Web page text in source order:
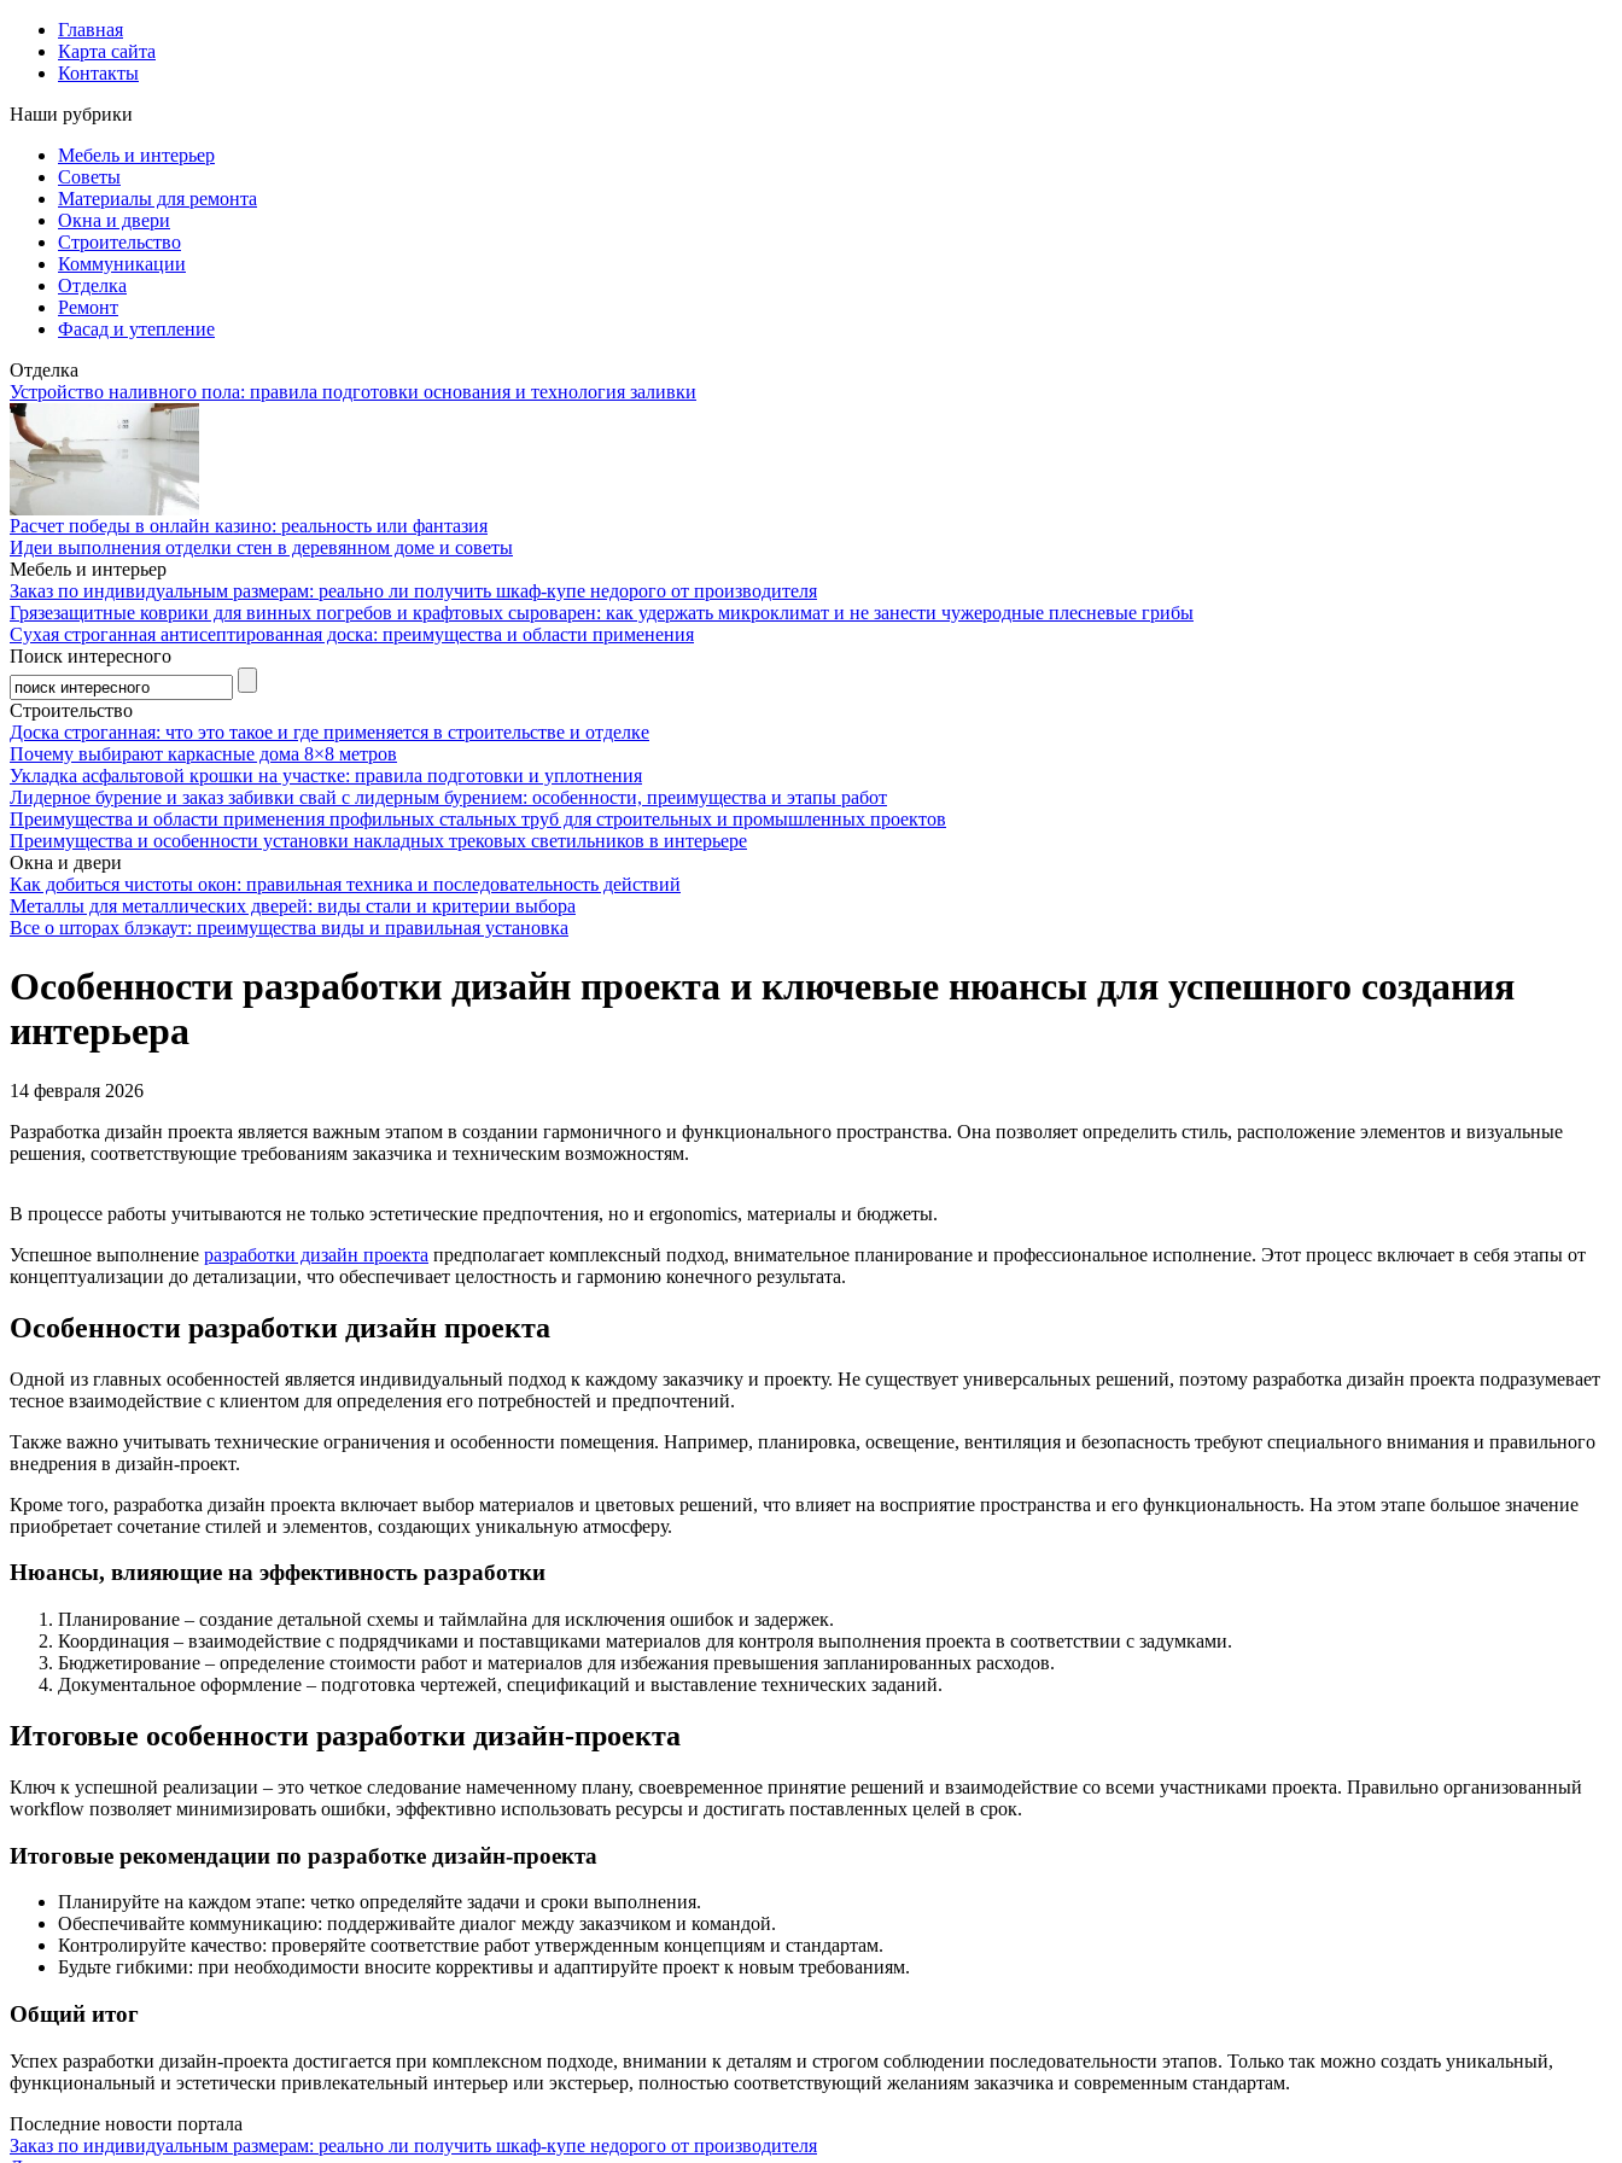
Главная
Карта сайта
Контакты
Наши рубрики
Мебель и интерьер
Советы
Материалы для ремонта
Окна и двери
Строительство
Коммуникации
Отделка
Ремонт
Фасад и утепление
Отделка
Устройство наливного пола: правила подготовки основания и технология заливки
Расчет победы в онлайн казино: реальность или фантазия
Идеи выполнения отделки стен в деревянном доме и советы
Мебель и интерьер
Заказ по индивидуальным размерам: реально ли получить шкаф-купе недорого от производителя
Грязезащитные коврики для винных погребов и крафтовых сыроварен: как удержать микроклимат и не занести чужеродные плесневые грибы
Сухая строганная антисептированная доска: преимущества и области применения
Поиск интересного
Строительство
Доска строганная: что это такое и где применяется в строительстве и отделке
Почему выбирают каркасные дома 8×8 метров
Укладка асфальтовой крошки на участке: правила подготовки и уплотнения
Лидерное бурение и заказ забивки свай с лидерным бурением: особенности, преимущества и этапы работ
Преимущества и области применения профильных стальных труб для строительных и промышленных проектов
Преимущества и особенности установки накладных трековых светильников в интерьере
Окна и двери
Как добиться чистоты окон: правильная техника и последовательность действий
Металлы для металлических дверей: виды стали и критерии выбора
Все о шторах блэкаут: преимущества виды и правильная установка
Особенности разработки дизайн проекта и ключевые нюансы для успешного создания
интерьера
14 февраля 2026
Разработка дизайн проекта является важным этапом в создании гармоничного и функционального пространства. Она позволяет определить стиль, расположение элементов и визуальные
решения, соответствующие требованиям заказчика и техническим возможностям.
В процессе работы учитываются не только эстетические предпочтения, но и ergonomics, материалы и бюджеты.
Успешное выполнение разработки дизайн проекта предполагает комплексный подход, внимательное планирование и профессиональное исполнение. Этот процесс включает в себя этапы от
концептуализации до детализации, что обеспечивает целостность и гармонию конечного результата.
Особенности разработки дизайн проекта
Одной из главных особенностей является индивидуальный подход к каждому заказчику и проекту. Не существует универсальных решений, поэтому разработка дизайн проекта подразумевает
тесное взаимодействие с клиентом для определения его потребностей и предпочтений.
Также важно учитывать технические ограничения и особенности помещения. Например, планировка, освещение, вентиляция и безопасность требуют специального внимания и правильного
внедрения в дизайн-проект.
Кроме того, разработка дизайн проекта включает выбор материалов и цветовых решений, что влияет на восприятие пространства и его функциональность. На этом этапе большое значение
приобретает сочетание стилей и элементов, создающих уникальную атмосферу.
Нюансы, влияющие на эффективность разработки
Планирование – создание детальной схемы и таймлайна для исключения ошибок и задержек.
Координация – взаимодействие с подрядчиками и поставщиками материалов для контроля выполнения проекта в соответствии с задумками.
Бюджетирование – определение стоимости работ и материалов для избежания превышения запланированных расходов.
Документальное оформление – подготовка чертежей, спецификаций и выставление технических заданий.
Итоговые особенности разработки дизайн-проекта
Ключ к успешной реализации – это четкое следование намеченному плану, своевременное принятие решений и взаимодействие со всеми участниками проекта. Правильно организованный
workflow позволяет минимизировать ошибки, эффективно использовать ресурсы и достигать поставленных целей в срок.
Итоговые рекомендации по разработке дизайн-проекта
Планируйте на каждом этапе: четко определяйте задачи и сроки выполнения.
Обеспечивайте коммуникацию: поддерживайте диалог между заказчиком и командой.
Контролируйте качество: проверяйте соответствие работ утвержденным концепциям и стандартам.
Будьте гибкими: при необходимости вносите коррективы и адаптируйте проект к новым требованиям.
Общий итог
Успех разработки дизайн-проекта достигается при комплексном подходе, внимании к деталям и строгом соблюдении последовательности этапов. Только так можно создать уникальный,
функциональный и эстетически привлекательный интерьер или экстерьер, полностью соответствующий желаниям заказчика и современным стандартам.
Последние новости портала
Заказ по индивидуальным размерам: реально ли получить шкаф-купе недорого от производителя